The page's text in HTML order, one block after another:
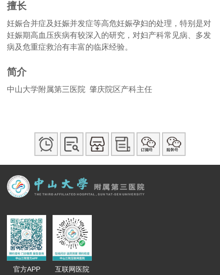
擅长
妊娠合并症及妊娠并发症等高危妊娠孕妇的处理，特别是对
妊娠期高血压疾病有较深入的研究，对妇产科常见病、多发
病及危重症救治有丰富的临床经验。
简介
中山大学附属第三医院 肇庆院区产科主任
官方APP 互联网医院